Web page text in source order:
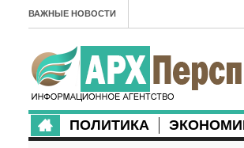
ВАЖНЫЕ НОВОСТИ
ПОЛИТИКА